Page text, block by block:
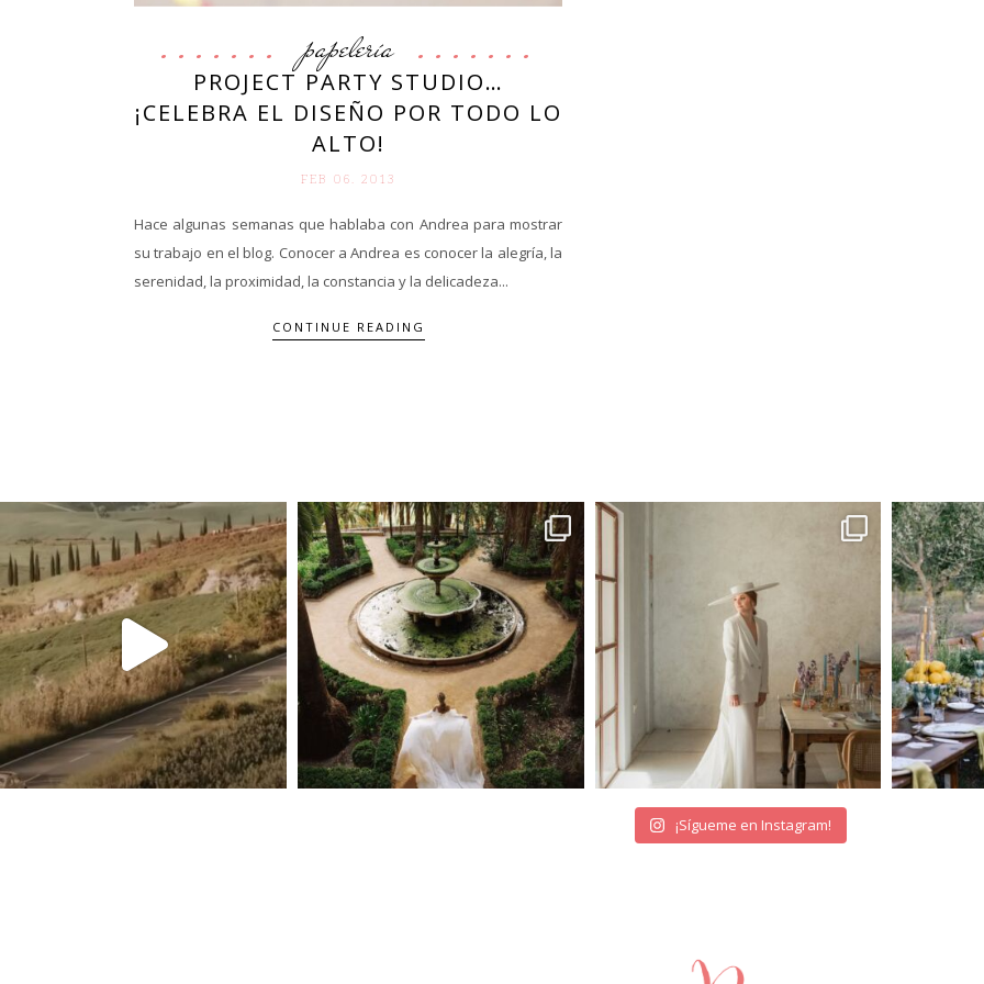
papelería
PROJECT PARTY STUDIO…
¡CELEBRA EL DISEÑO POR TODO LO
ALTO!
FEB 06. 2013
Hace algunas semanas que hablaba con Andrea para mostrar
su trabajo en el blog. Conocer a Andrea es conocer la alegría, la
serenidad, la proximidad, la constancia y la delicadeza...
CONTINUE READING
¡Sígueme en Instagram!